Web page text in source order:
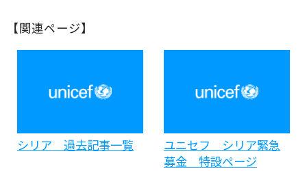
【関連ページ】
シリア 過去記事一覧
ユニセフ シリア緊急
募金 特設ページ